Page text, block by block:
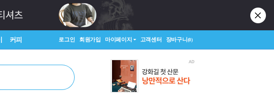
커피 로그인 회원가입 마이페이지 고객센터 장바구니(0)